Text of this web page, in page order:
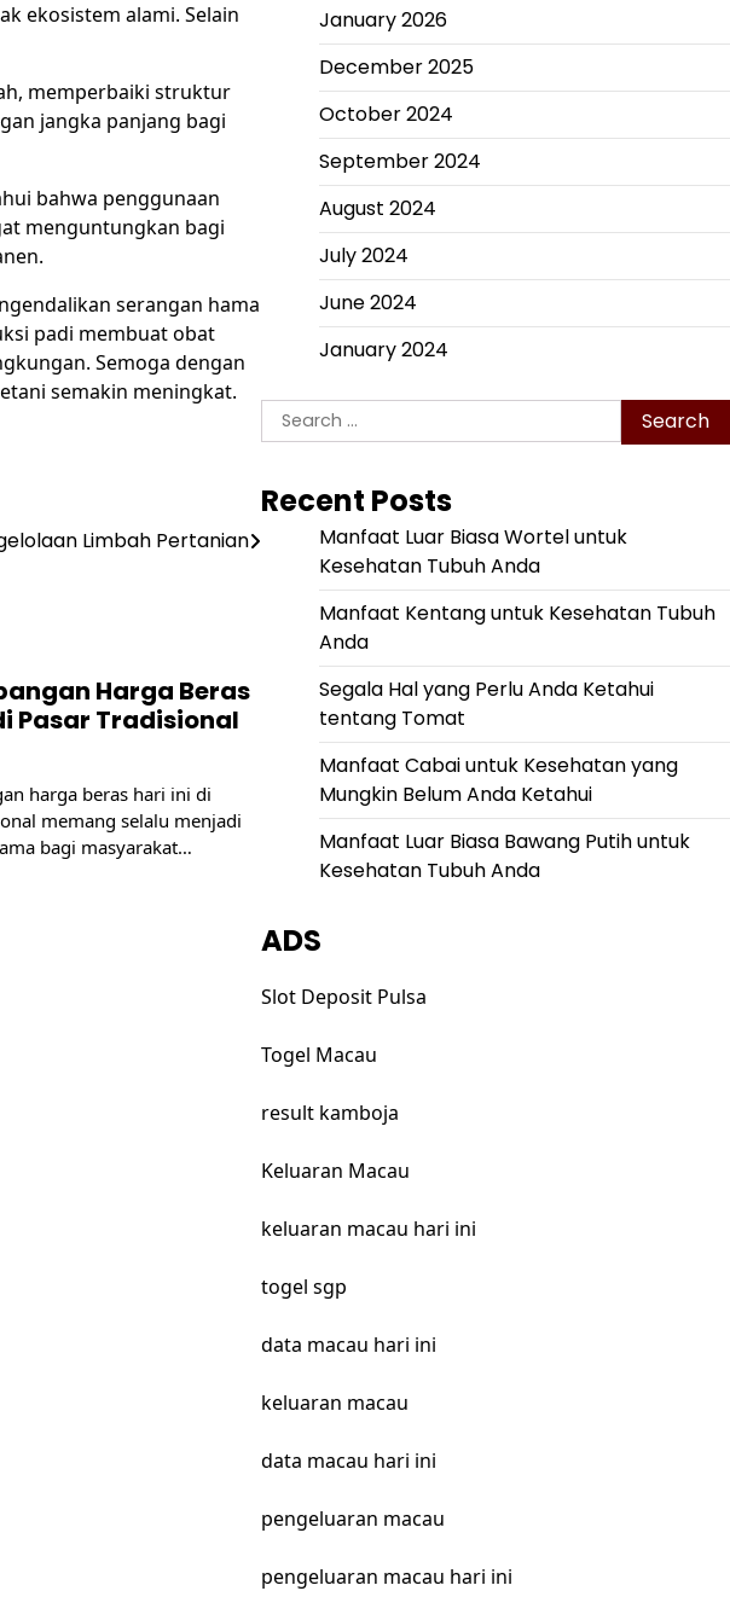
ekosistem alami. Selain
memperbaiki struktur
jangka panjang bagi
bahwa penggunaan
menguntungkan bagi
serangan hama
padi membuat obat
Semoga dengan
semakin meningkat.
Limbah Pertanian
Harga Beras
Pasar Tradisional
harga beras hari ini di
memang selalu menjadi
bagi masyarakat…
January 2026
December 2025
October 2024
September 2024
August 2024
July 2024
June 2024
January 2024
Search
for:
Recent Posts
Manfaat Luar Biasa Wortel untuk
Kesehatan Tubuh Anda
Manfaat Kentang untuk Kesehatan Tubuh
Anda
Segala Hal yang Perlu Anda Ketahui
tentang Tomat
Manfaat Cabai untuk Kesehatan yang
Mungkin Belum Anda Ketahui
Manfaat Luar Biasa Bawang Putih untuk
Kesehatan Tubuh Anda
ADS
Slot Deposit Pulsa
Togel Macau
result kamboja
Keluaran Macau
keluaran macau hari ini
togel sgp
data macau hari ini
keluaran macau
data macau hari ini
pengeluaran macau
pengeluaran macau hari ini